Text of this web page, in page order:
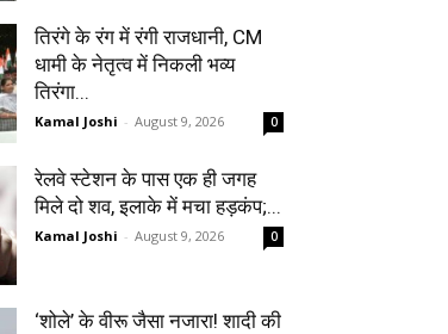
तिरंगे के रंग में रंगी राजधानी, CM
धामी के नेतृत्व में निकली भव्य
तिरंगा...
Kamal Joshi - August 9, 2026 0
रेलवे स्टेशन के पास एक ही जगह
मिले दो शव, इलाके में मचा हड़कंप;...
Kamal Joshi - August 9, 2026 0
‘शोले’ के वीरू जैसा नजारा! शादी की